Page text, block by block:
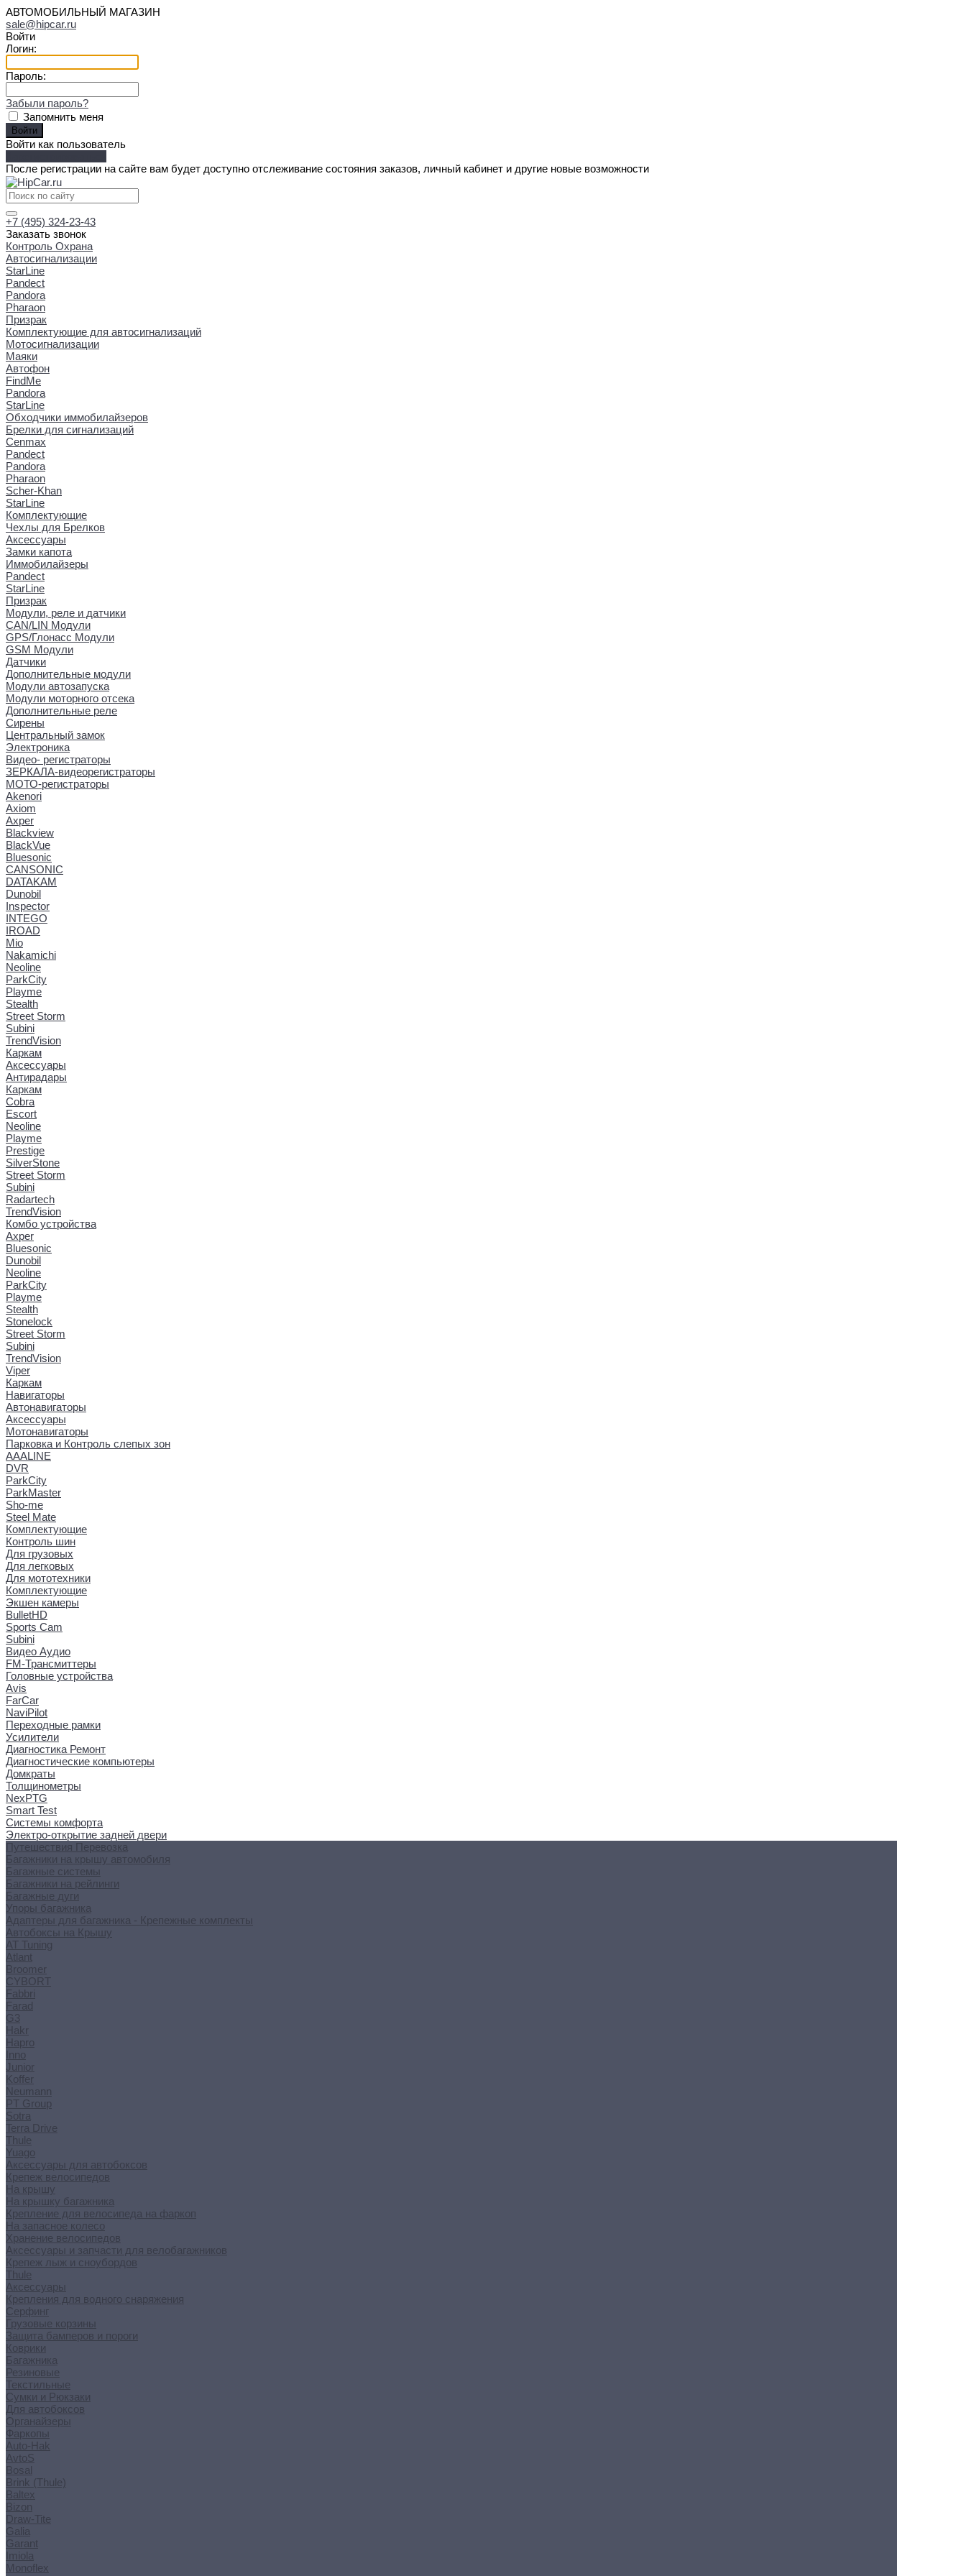
АВТОМОБИЛЬНЫЙ МАГАЗИН
sale@hipcar.ru
Войти
Логин:
Пароль:
Забыли пароль?
Запомнить меня
Войти как пользователь
После регистрации на сайте вам будет доступно отслеживание состояния заказов, личный кабинет и другие новые возможности
+7 (495) 324-23-43
Заказать звонок
Контроль Охрана
Автосигнализации
StarLine
Pandect
Pandora
Pharaon
Призрак
Комплектующие для автосигнализаций
Мотосигнализации
Маяки
Автофон
FindMe
Pandora
StarLine
Обходчики иммобилайзеров
Брелки для сигнализаций
Cenmax
Pandect
Pandora
Pharaon
Scher-Khan
StarLine
Комплектующие
Чехлы для Брелков
Аксессуары
Замки капота
Иммобилайзеры
Pandect
StarLine
Призрак
Модули, реле и датчики
CAN/LIN Модули
GPS/Глонасс Модули
GSM Модули
Датчики
Дополнительные модули
Модули автозапуска
Модули моторного отсека
Дополнительные реле
Сирены
Центральный замок
Электроника
Видео- регистраторы
ЗЕРКАЛА-видеорегистраторы
МОТО-регистраторы
Akenori
Axiom
Axper
Blackview
BlackVue
Bluesonic
CANSONIC
DATAKAM
Dunobil
Inspector
INTEGO
IROAD
Mio
Nakamichi
Neoline
ParkCity
Playme
Stealth
Street Storm
Subini
TrendVision
Каркам
Аксессуары
Антирадары
Каркам
Cobra
Escort
Neoline
Playme
Prestige
SilverStone
Street Storm
Subini
Radartech
TrendVision
Комбо устройства
Axper
Bluesonic
Dunobil
Neoline
ParkCity
Playme
Stealth
Stonelock
Street Storm
Subini
TrendVision
Viper
Каркам
Навигаторы
Автонавигаторы
Аксессуары
Мотонавигаторы
Парковка и Контроль слепых зон
AAALINE
DVR
ParkCity
ParkMaster
Sho-me
Steel Mate
Комплектующие
Контроль шин
Для грузовых
Для легковых
Для мототехники
Комплектующие
Экшен камеры
BulletHD
Sports Cam
Subini
Видео Аудио
FM-Трансмиттеры
Головные устройства
Avis
FarCar
NaviPilot
Переходные рамки
Усилители
Диагностика Ремонт
Диагностические компьютеры
Домкраты
Толщинометры
NexPTG
Smart Test
Системы комфорта
Электро-открытие задней двери
Путешествия Перевозка
Багажники на крышу автомобиля
Багажные системы
Багажники на рейлинги
Багажные дуги
Упоры багажника
Адаптеры для багажника - Крепежные комплекты
Автобоксы на Крышу
AT Tuning
Atlant
Broomer
CYBORT
Fabbri
Farad
G3
Hakr
Hapro
Inno
Junior
Koffer
Neumann
PT Group
Sotra
Terra Drive
Thule
Yuago
Аксессуары для автобоксов
Крепеж велосипедов
На крышу
На крышку багажника
Крепление для велосипеда на фаркоп
На запасное колесо
Хранение велосипедов
Аксессуары и запчасти для велобагажников
Крепеж лыж и сноубордов
Thule
Аксессуары
Крепления для водного снаряжения
Серфинг
Грузовые корзины
Защита бамперов и пороги
Коврики
Багажника
Резиновые
Текстильные
Сумки и Рюкзаки
Для автобоксов
Органайзеры
Фаркопы
Auto-Hak
AvtoS
Bosal
Brink (Thule)
Baltex
Bizon
Draw-Tite
Galia
Garant
Imiola
Monoflex